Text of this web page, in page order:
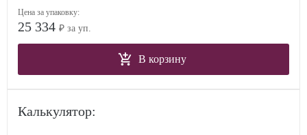
Цена за упаковку:
25 334 ₽ за уп.
В корзину
Калькулятор: